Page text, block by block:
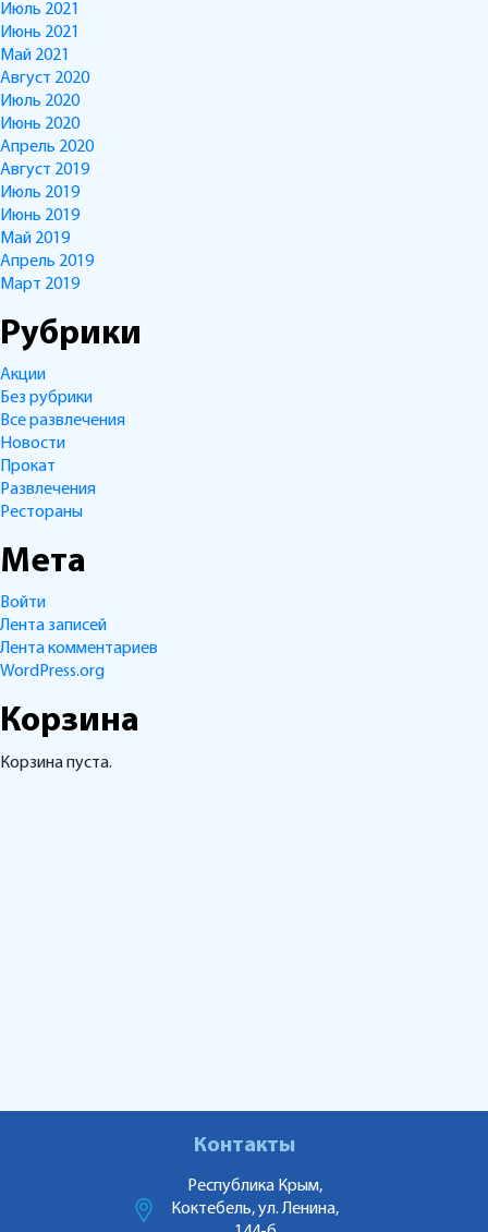
Июль 2021
Июнь 2021
Май 2021
Август 2020
Июль 2020
Июнь 2020
Апрель 2020
Август 2019
Июль 2019
Июнь 2019
Май 2019
Апрель 2019
Март 2019
Рубрики
Акции
Без рубрики
Все развлечения
Новости
Прокат
Развлечения
Рестораны
Мета
Войти
Лента записей
Лента комментариев
WordPress.org
Корзина
Корзина пуста.
Контакты
Республика Крым,
Коктебель, ул. Ленина,